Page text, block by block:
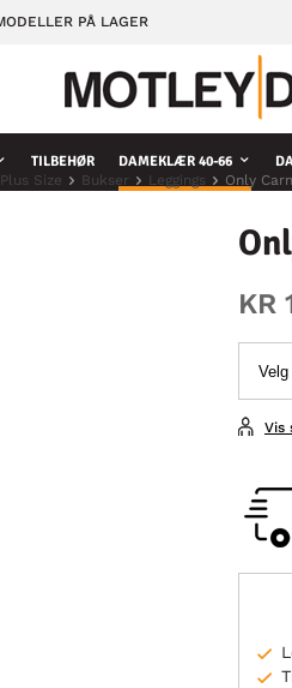
PÅ LAGER
TILBEHØR DAMEKLÆR 40-66
Size Bukser Leggings Only
KR
Vis